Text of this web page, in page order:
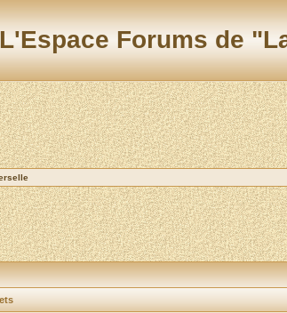
L'Espace Forums de